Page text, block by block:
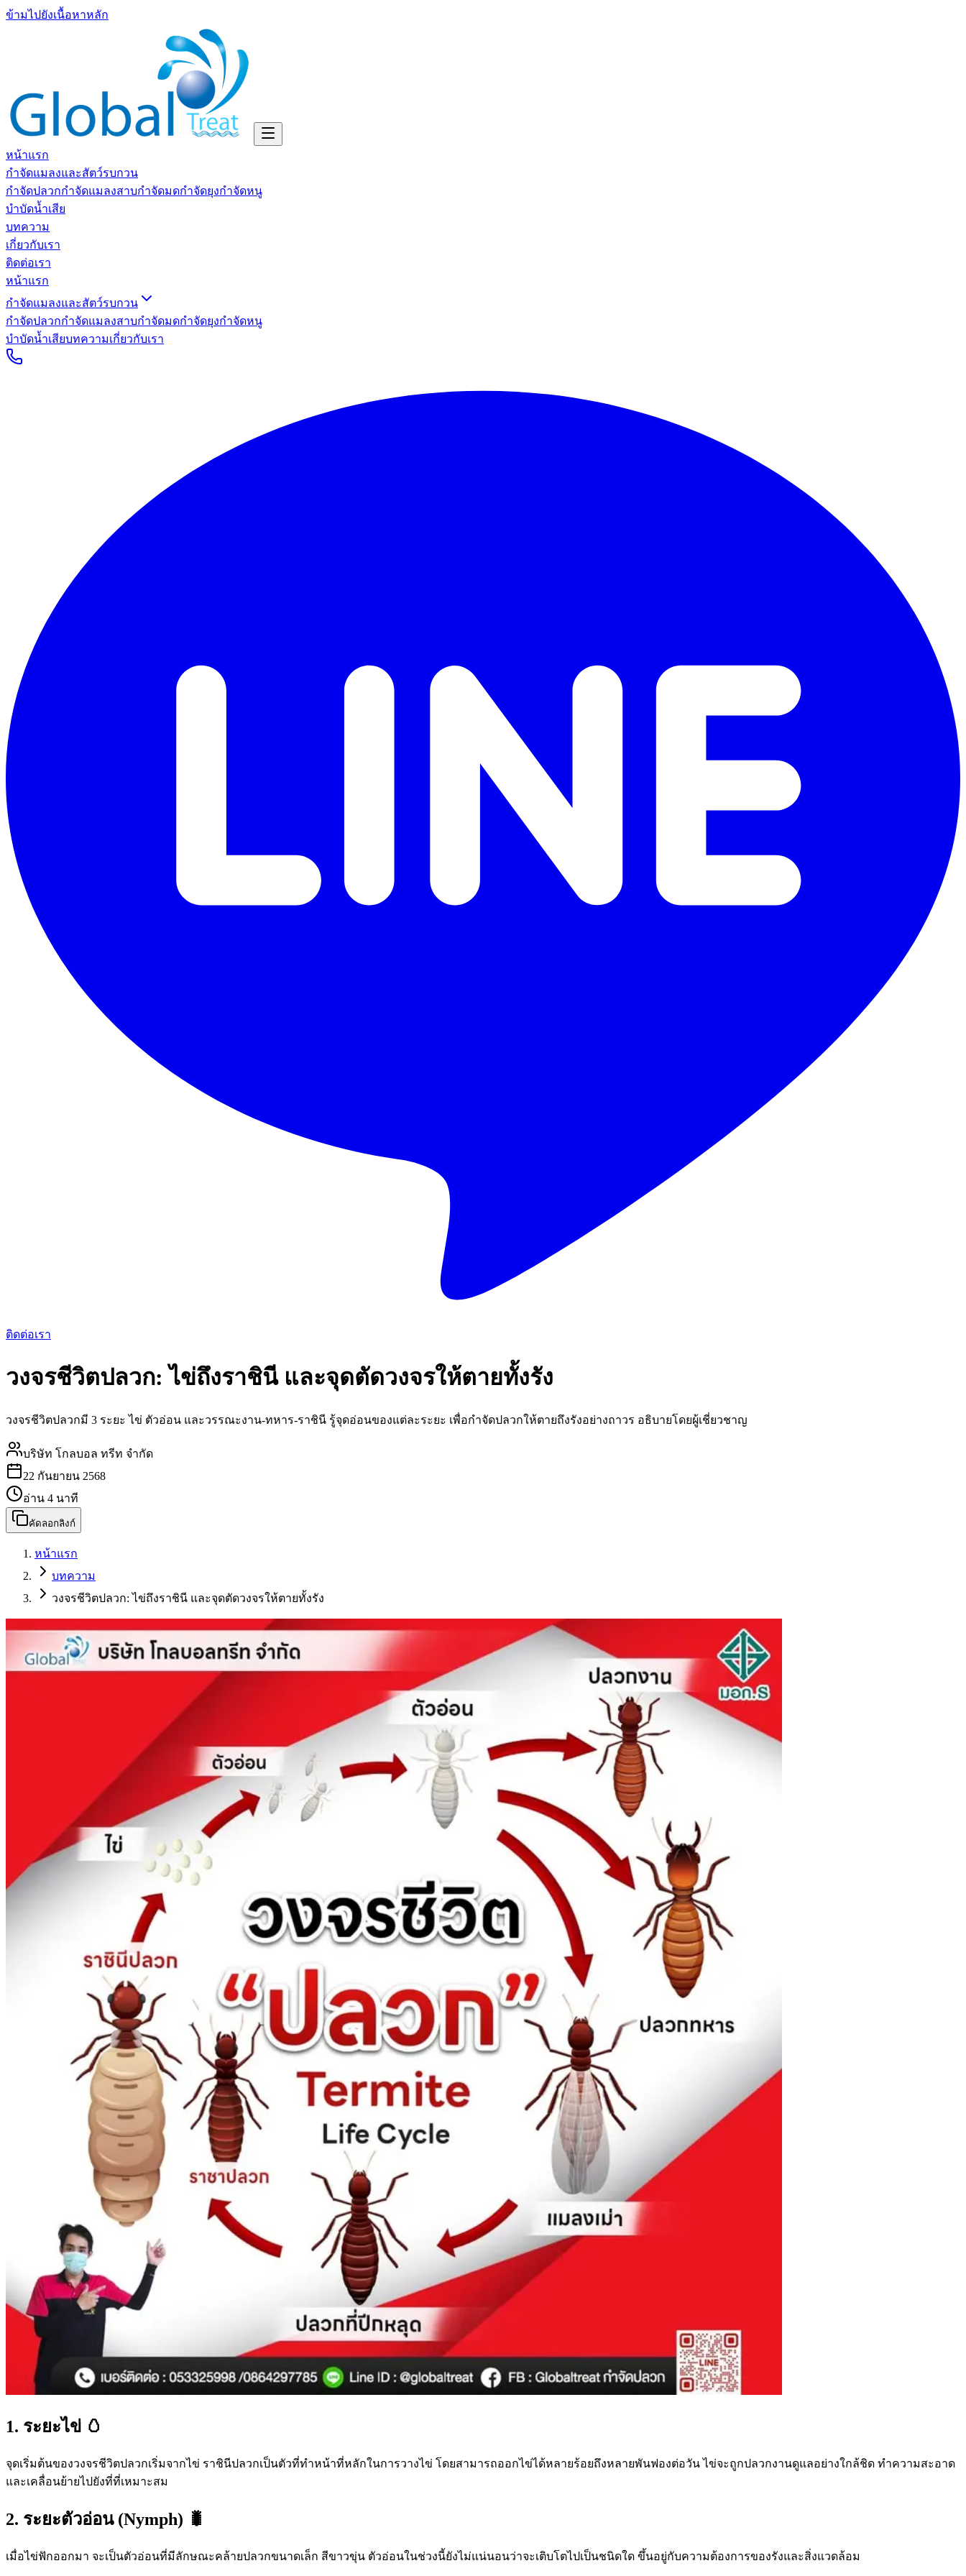
ข้ามไปยังเนื้อหาหลัก
หน้าแรก
กำจัดแมลงและสัตว์รบกวน
กำจัดปลวกกำจัดแมลงสาบกำจัดมดกำจัดยุงกำจัดหนู
บำบัดน้ำเสีย
บทความ
เกี่ยวกับเรา
ติดต่อเรา
หน้าแรก
กำจัดแมลงและสัตว์รบกวน
กำจัดปลวกกำจัดแมลงสาบกำจัดมดกำจัดยุงกำจัดหนู
บำบัดน้ำเสียบทความเกี่ยวกับเรา
ติดต่อเรา
วงจรชีวิตปลวก: ไข่ถึงราชินี และจุดตัดวงจรให้ตายทั้งรัง
วงจรชีวิตปลวกมี 3 ระยะ ไข่ ตัวอ่อน และวรรณะงาน-ทหาร-ราชินี รู้จุดอ่อนของแต่ละระยะ เพื่อกำจัดปลวกให้ตายถึงรังอย่างถาวร อธิบายโดยผู้เชี่ยวชาญ
บริษัท โกลบอล ทรีท จำกัด
22 กันยายน 2568
อ่าน 4 นาที
คัดลอกลิงก์
หน้าแรก
บทความ
วงจรชีวิตปลวก: ไข่ถึงราชินี และจุดตัดวงจรให้ตายทั้งรัง
1. ระยะไข่ 🥚
จุดเริ่มต้นของวงจรชีวิตปลวกเริ่มจากไข่ ราชินีปลวกเป็นตัวที่ทำหน้าที่หลักในการวางไข่ โดยสามารถออกไข่ได้หลายร้อยถึงหลายพันฟองต่อวัน ไข่จะถูกปลวกงานดูแลอย่างใกล้ชิด ทำความสะอาด
และเคลื่อนย้ายไปยังที่ที่เหมาะสม
2. ระยะตัวอ่อน (Nymph) 🐛
เมื่อไข่ฟักออกมา จะเป็นตัวอ่อนที่มีลักษณะคล้ายปลวกขนาดเล็ก สีขาวขุ่น ตัวอ่อนในช่วงนี้ยังไม่แน่นอนว่าจะเติบโตไปเป็นชนิดใด ขึ้นอยู่กับความต้องการของรังและสิ่งแวดล้อม